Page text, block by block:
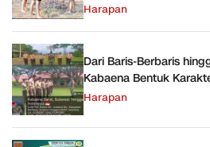
Harapan
Dari Baris-Berbaris
Kabaena Bentuk
Harapan